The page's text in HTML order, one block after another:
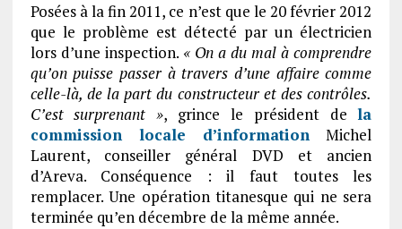
Posées à la fin 2011, ce n’est que le 20 février 2012
que le problème est détecté par un électricien
lors d’une inspection. « On a du mal à comprendre
qu’on puisse passer à travers d’une affaire comme
celle-là, de la part du constructeur et des contrôles.
C’est surprenant », grince le président dela
commission locale d’information Michel
Laurent, conseiller général DVD et ancien
d’Areva. Conséquence : il faut toutes les
remplacer. Une opération titanesque qui ne sera
terminée qu’en décembre de la même année.